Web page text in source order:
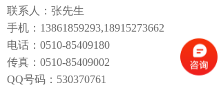
联系人：张先生
手机：13861859293,18915273662
电话：0510-85409180
传真：0510-85409002
QQ号码：530370761